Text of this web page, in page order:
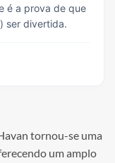
é a prova de que
ser divertida.
tornou-se uma
um amplo